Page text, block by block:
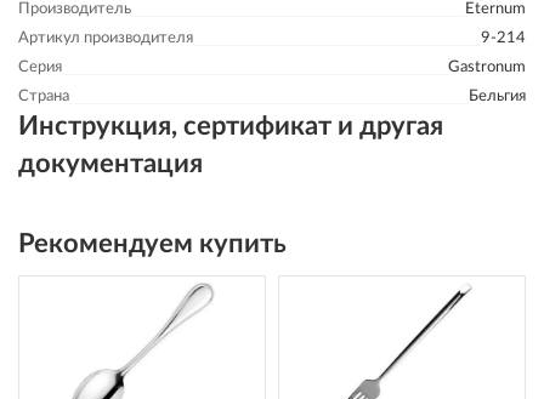
Производитель
Eternum
Артикул производителя
9-214
Серия
Gastronum
Страна
Бельгия
Инструкция, сертификат и другая
документация
Рекомендуем купить